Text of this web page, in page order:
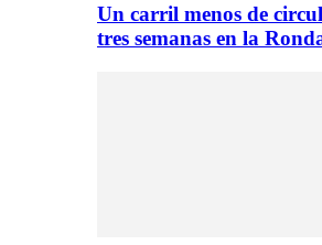
Un carril menos de
tres semanas en la